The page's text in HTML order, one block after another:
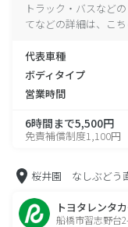
トラック・バスなど
てなどの詳細は、こ
代表車種
ボディタイプ
営業時間
6時間まで5,500円
免責補償制度1,100円
桜井園 なしぶどう
トヨタレンタ
船橋市習志野台